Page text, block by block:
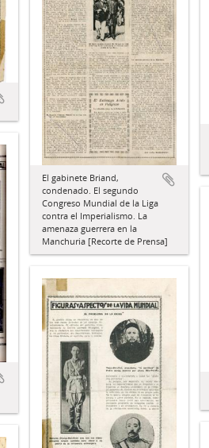
El gabinete Briand,
condenado. El segundo
Congreso Mundial de la Liga
contra el Imperialismo. La
amenaza guerrera en la
Manchuria [Recorte de Prensa]